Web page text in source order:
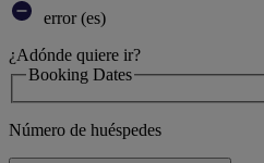
error (es)
¿Adónde quiere ir?
Booking Dates
Número de huéspedes